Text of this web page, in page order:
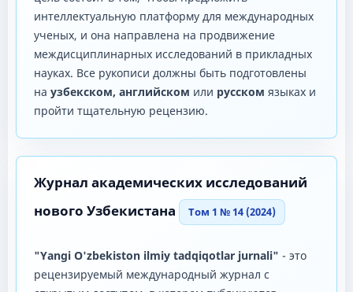
интеллектуальную платформу для международных
ученых, и она направлена ​​на продвижение
междисциплинарных исследований в прикладных
науках. Все рукописи должны быть подготовлены
на узбекском, английском или русском языках и
пройти тщательную рецензию.
Журнал академических исследований
нового Узбекистана
Том 1 № 14 (2024)
"Yangi O'zbekiston ilmiy tadqiqotlar jurnali" - это
рецензируемый международный журнал с